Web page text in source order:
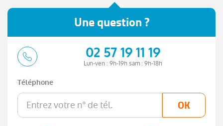
Une question ?
02 57 19 11 19
Lun-ven : 9h-19h sam : 9h-18h
Téléphone
OK